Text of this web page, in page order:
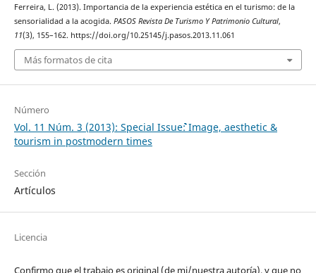
Ferreira, L. (2013). Importancia de la experiencia estética en el turismo: de la
sensorialidad a la acogida. PASOS Revista De Turismo Y Patrimonio Cultural,
11(3), 155–162. https://doi.org/10.25145/j.pasos.2013.11.061
Más formatos de cita
Número
Vol. 11 Núm. 3 (2013): Special Issue```````````````````````````````````````````````: Image, aesthetic &
tourism in postmodern times
Sección
Artículos
Licencia
Confirmo que el trabajo es original (de mi/nuestra autoría), y que no